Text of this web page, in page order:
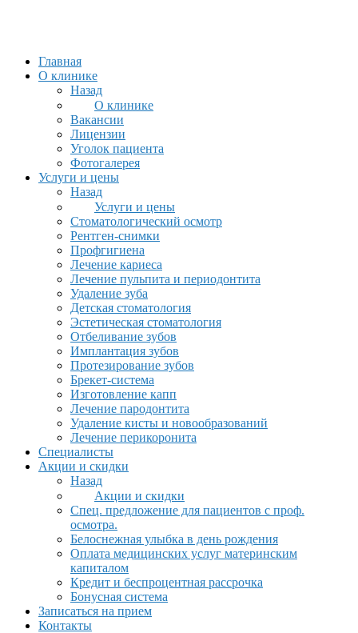
Главная
О клинике
Назад
О клинике
Вакансии
Лицензии
Уголок пациента
Фотогалерея
Услуги и цены
Назад
Услуги и цены
Стоматологический осмотр
Рентген-снимки
Профгигиена
Лечение кариеса
Лечение пульпита и периодонтита
Удаление зуба
Детская стоматология
Эстетическая стоматология
Отбеливание зубов
Имплантация зубов
Протезирование зубов
Брекет-система
Изготовление капп
Лечение пародонтита
Удаление кисты и новообразований
Лечение перикоронита
Специалисты
Акции и скидки
Назад
Акции и скидки
Спец. предложение для пациентов с проф.
осмотра.
Белоснежная улыбка в день рождения
Оплата медицинских услуг материнским
капиталом
Кредит и беспроцентная рассрочка
Бонусная система
Записаться на прием
Контакты